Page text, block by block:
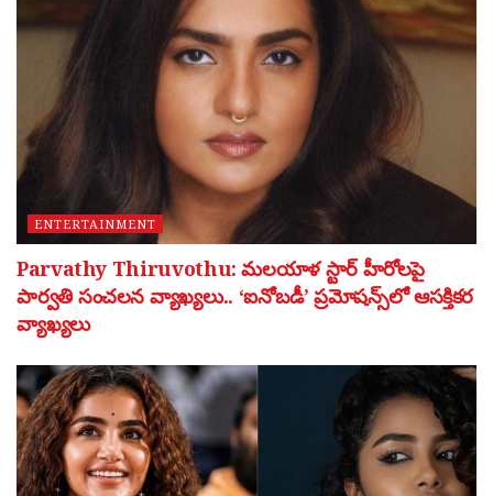
ENTERTAINMENT
Parvathy Thiruvothu: మలయాళ స్టార్ హీరోలపై
పార్వతి సంచలన వ్యాఖ్యలు.. ‘ఐనోబడీ’ ప్రమోషన్స్‌లో ఆసక్తికర
వ్యాఖ్యలు